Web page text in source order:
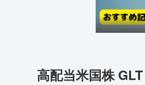
高配当米国株